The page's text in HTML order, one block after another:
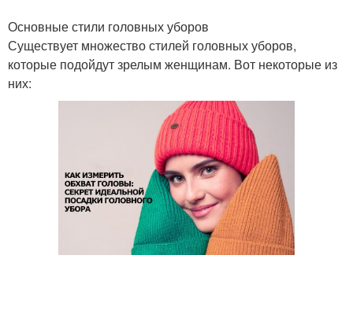
Основные стили головных уборов
Существует множество стилей головных уборов,
которые подойдут зрелым женщинам. Вот некоторые из
них: